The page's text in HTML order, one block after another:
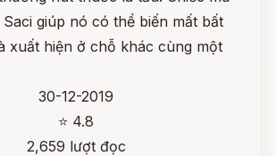
giúp nó có thể biến mất bất
xuất hiện ở chỗ khác cùng một
30-12-2019
⭐ 4.8
2,659 lượt đọc